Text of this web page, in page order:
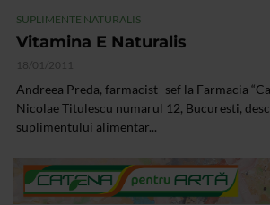
SUPLIMENTE NATURALIS
Vitamina E Naturalis
18/01/2011
Andreea Preda, farmacist- sef la Farmacia
Nicolae Titulescu numarul 12, Bucuresti,
suplimentului alimentar...